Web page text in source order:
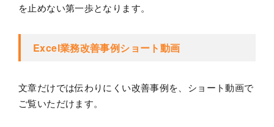
を止めない第一歩となります。
Excel業務改善事例ショート動画
文章だけでは伝わりにくい改善事例を、ショート動画で
ご覧いただけます。